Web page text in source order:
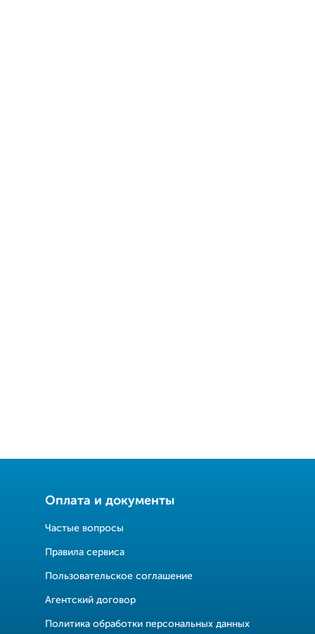
Оплата и документы
Частые вопросы
Правила сервиса
Пользовательское соглашение
Агентский договор
Политика обработки персональных данных